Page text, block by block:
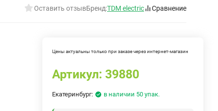
Оставить отзывБренд:TDM electric Сравнение
Цены актуальны только при заказе через интернет-магазин
Артикул:39880
Екатеринбург: в наличии 50 упак.